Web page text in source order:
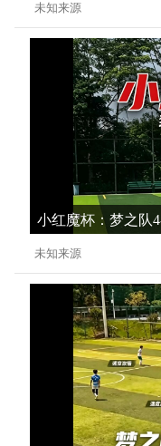
未知来源
小红魔杯：梦之队
未知来源